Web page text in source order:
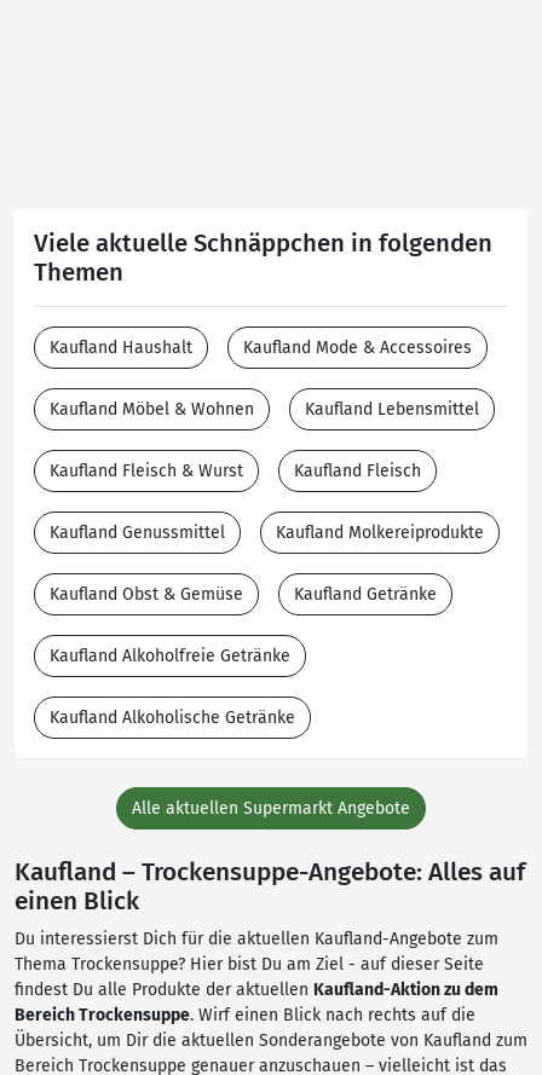
Viele aktuelle Schnäppchen in folgenden
Themen
Kaufland Haushalt Kaufland Mode & Accessoires
Kaufland Möbel & Wohnen Kaufland Lebensmittel
Kaufland Fleisch & Wurst Kaufland Fleisch
Kaufland Genussmittel Kaufland Molkereiprodukte
Kaufland Obst & Gemüse Kaufland Getränke
Kaufland Alkoholfreie Getränke
Kaufland Alkoholische Getränke
Alle aktuellen Supermarkt Angebote
Kaufland – Trockensuppe-Angebote: Alles auf
einen Blick
Du interessierst Dich für die aktuellen Kaufland-Angebote zum
Thema Trockensuppe? Hier bist Du am Ziel - auf dieser Seite
findest Du alle Produkte der aktuellen Kaufland-Aktion zu dem
Bereich Trockensuppe. Wirf einen Blick nach rechts auf die
Übersicht, um Dir die aktuellen Sonderangebote von Kaufland zum
Bereich Trockensuppe genauer anzuschauen – vielleicht ist das